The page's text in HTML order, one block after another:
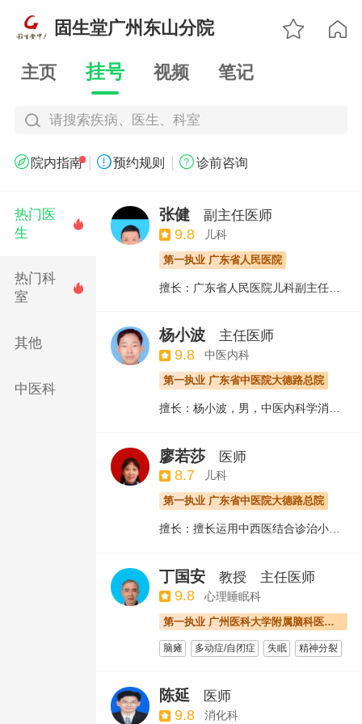
固生堂广州东山分院  
主页 挂号 视频 笔记
请搜索疾病、医生、科室
 院内指南 预约规则 诊前咨询
热门医
生

热门科
室

其他
中医科
张健 副主任医师
9.8 儿科
第一执业 广东省人民医院
杨小波 主任医师
9.8 中医内科
第一执业 广东省中医院大德路总院
廖若莎 医师
8.7 儿科
第一执业 广东省中医院大德路总院
丁国安 教授 主任医师
9.8 心理睡眠科
第一执业 广州医科大学附属脑科医院（广州市惠爱医院,广州市脑科医院）
脑瘫 多动症/自闭症 失眠
精神分裂
针灸治疗睡眠障碍
陈延 医师
9.8 消化科